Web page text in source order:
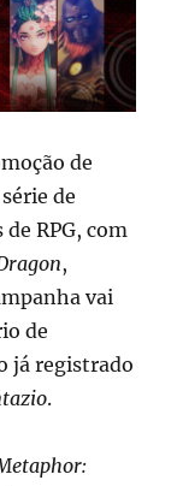
de
de
RPG, com
,
vai
de
já registrado
.